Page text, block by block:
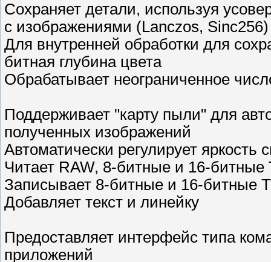
Сохраняет детали, используя
с изображениями (Lanczos, Sinc256)
Для внутренней обработки для
битная глубина цвета
Обрабатывает неограниченное
Поддерживает "карту пыли" для
полученных изображений
Автоматически регулирует
Читает RAW, 8-битные и 16-битные
Записывает 8-битные и 16-битные
Добавляет текст и линейку
Предоставляет интерфейс типа
приложений